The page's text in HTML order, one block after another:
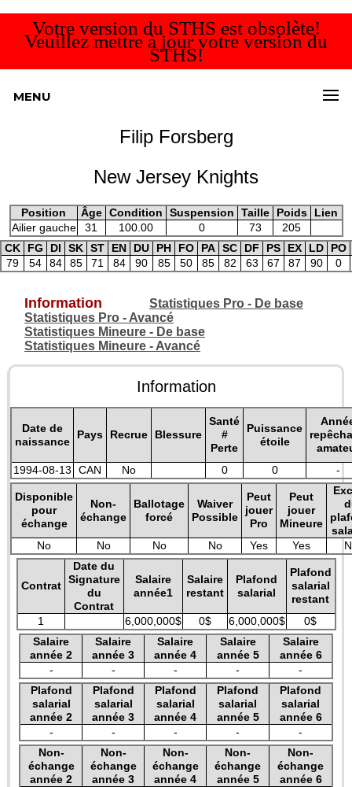
Votre version du STHS est obsolète!
Veuillez mettre à jour votre version du
STHS!
MENU
Filip Forsberg
New Jersey Knights
Position Âge Condition Suspension Taille Poids
Lien
Ailier gauche
31 100.00 0 73
205
CK
FG DI SK ST EN DU PH FO PA SC DF PS EX LD
PO
79
54 84 85 71 84 90 85 50 85 82 63 67 87 90 0
Information
Statistiques Pro - De base
Statistiques Pro - Avancé
Statistiques Mineure - De base
Statistiques Mineure - Avancé
Information
Date de
naissance
Pays Recrue Blessure
Santé
#
Perte
Puissance
étoile
1994-08-13
CAN No 0 0 -
Disponible
pour
échange
Non-
échange
Ballotage
forcé
Waiver
Possible
Peut
jouer
Pro
Peut
jouer
Mineure
No
No No No Yes Yes
Contrat
Date du
Signature
du
Contrat
Salaire
année1
Salaire
restant
Plafond
salarial
Plafond
salarial
restant
1
6,000,000$ 0$ 6,000,000$
0$
Salaire
année 2
Salaire
année 3
Salaire
année 4
Salaire
année 5
Salaire
année 6
-
- - -
-
Plafond
salarial
année 2
Plafond
salarial
année 3
Plafond
salarial
année 4
Plafond
salarial
année 5
Plafond
salarial
année 6
-
- - -
-
Non-
échange
année 2
Non-
échange
année 3
Non-
échange
année 4
Non-
échange
année 5
Non-
échange
année 6